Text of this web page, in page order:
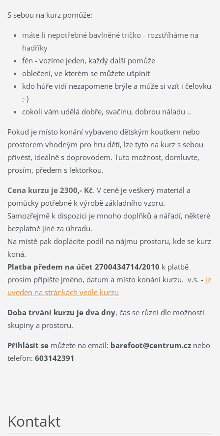
S sebou na kurz pomůže:
máte-li nepotřebné bavlněné tričko - rozstříháme na
hadříky
fén - vozíme jeden, každý další pomůže
oblečení, ve kterém se můžete ušpinit
kdo hůře vidí nezapomene brýle a může si vzít i čelovku
:-)
cokoli vám udělá dobře, svačinu, dobrou náladu ..
Pokud je místo konání vybaveno dětským koutkem nebo
prostorem vhodným pro hru dětí, lze tyto na kurz s sebou
přivést, ideálně s doprovodem. Tuto možnost, domluvte,
prosím, předem s lektorkou.
Cena kurzu je 2300,- Kč. Vceně je veškerý materiál a
pomůcky potřebné k výrobě základního vzoru.
Samozřejmě k dispozici je mnoho doplňků a nářadí, některé
bezplatně jiné za úhradu.
Na místě pak doplácíte podíl na nájmu prostoru, kde se kurz
koná.
Platba předem na účet 2700434714/2010 k platbě
prosím připište jméno, datum a místo konání kurzu. v.s. - je
uveden na stránkách vedle kurzu
Doba trvání kurzu je dva dny, čas se různí dle možností
skupiny a prostoru.
Přihlásit semůžete na email: barefoot@centrum.cznebo
telefon: 603142391
Kontakt